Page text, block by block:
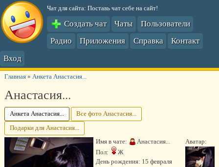
Чат для сайта: Поставь чат себе на сайт!
Создать чат Чаты
Пользователи
Радио
Приложения Справка
Контакт
Вход
Главная» Анкета Анастасия...
Анастасия...
Анкета Анастасия... Все фото Анастасия...
Подарки для Анастасия...
Аватар:
Имя в чате:
Анастасия...
Пол:
Ж
День рождения: 15 февраля